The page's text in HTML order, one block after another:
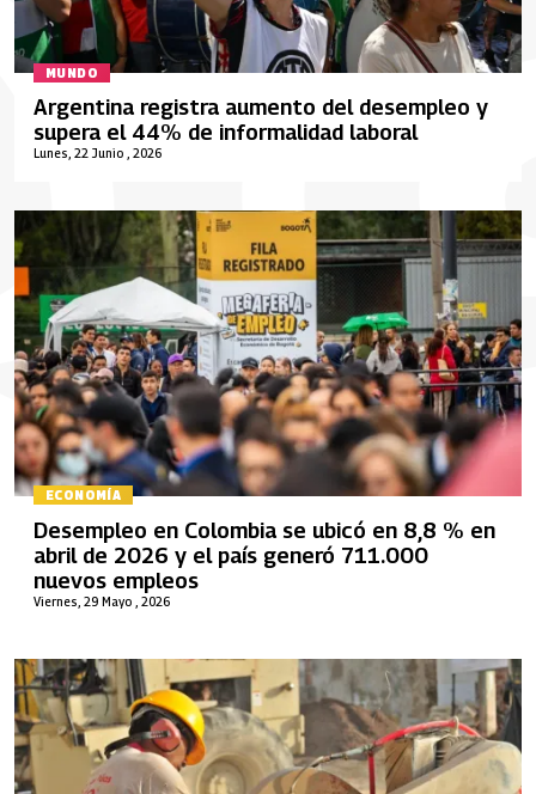
MUNDO
Lunes, 22 Junio , 2026
Argentina registra aumento del desempleo y
supera el 44% de informalidad laboral
ECONOMÍA
Viernes, 29 Mayo , 2026
Desempleo en Colombia se ubicó en 8,8 % en
abril de 2026 y el país generó 711.000
nuevos empleos